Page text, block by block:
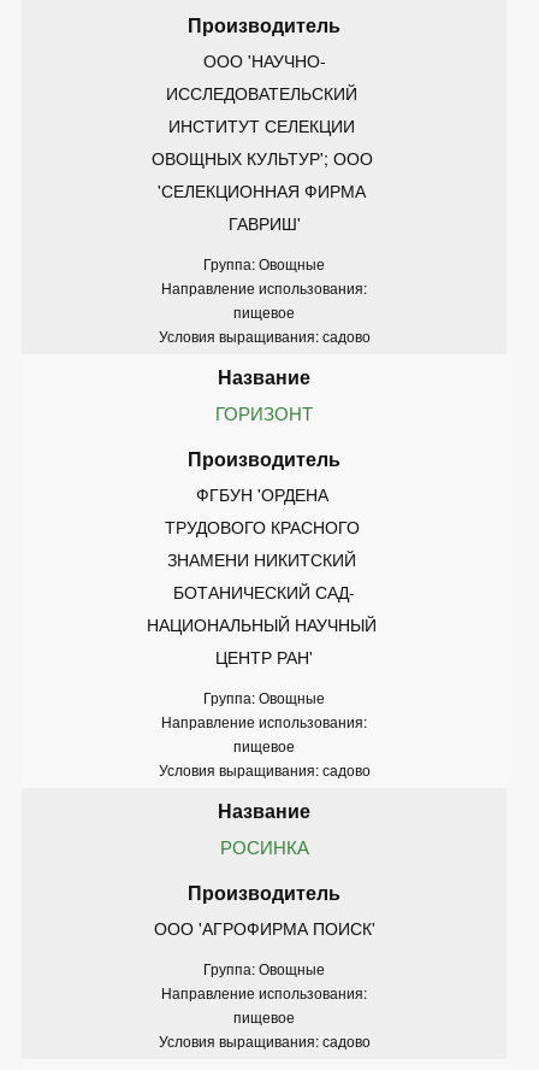
ООО 'НАУЧНО-
ИССЛЕДОВАТЕЛЬСКИЙ
ИНСТИТУТ СЕЛЕКЦИИ
ОВОЩНЫХ КУЛЬТУР'; ООО
'СЕЛЕКЦИОННАЯ ФИРМА
ГАВРИШ'
Группа: Овощные
Направление использования:
пищевое
Условия выращивания: садово
ГОРИЗОНТ
ФГБУН 'ОРДЕНА
ТРУДОВОГО КРАСНОГО
ЗНАМЕНИ НИКИТСКИЙ
БОТАНИЧЕСКИЙ САД-
НАЦИОНАЛЬНЫЙ НАУЧНЫЙ
ЦЕНТР РАН'
Группа: Овощные
Направление использования:
пищевое
Условия выращивания: садово
РОСИНКА
ООО 'АГРОФИРМА ПОИСК'
Группа: Овощные
Направление использования:
пищевое
Условия выращивания: садово